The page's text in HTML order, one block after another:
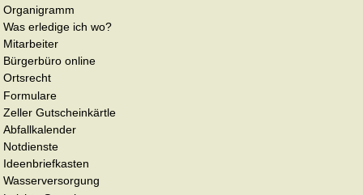
Organigramm
Was erledige ich wo?
Mitarbeiter
Bürgerbüro online
Ortsrecht
Formulare
Zeller Gutscheinkärtle
Abfallkalender
Notdienste
Ideenbriefkasten
Wasserversorgung